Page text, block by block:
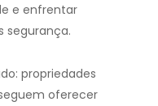
e enfrentar
segurança.
propriedades
oferecer